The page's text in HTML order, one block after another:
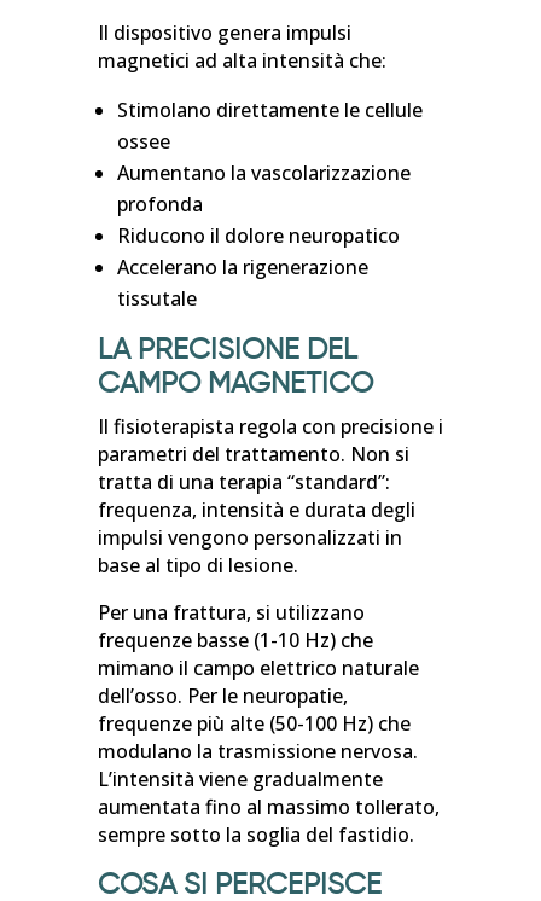
Il dispositivo genera impulsi
magnetici ad alta intensità che:
Stimolano direttamente le cellule
ossee
Aumentano la vascolarizzazione
profonda
Riducono il dolore neuropatico
Accelerano la rigenerazione
tissutale
LA PRECISIONE DEL
CAMPO MAGNETICO
Il fisioterapista regola con precisione i
parametri del trattamento. Non si
tratta di una terapia “standard”:
frequenza, intensità e durata degli
impulsi vengono personalizzati in
base al tipo di lesione.
Per una frattura, si utilizzano
frequenze basse (1-10 Hz) che
mimano il campo elettrico naturale
dell’osso. Per le neuropatie,
frequenze più alte (50-100 Hz) che
modulano la trasmissione nervosa.
L’intensità viene gradualmente
aumentata fino al massimo tollerato,
sempre sotto la soglia del fastidio.
COSA SI PERCEPISCE